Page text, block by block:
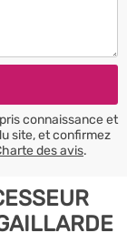
connaissance et
site, et confirmez
des avis.